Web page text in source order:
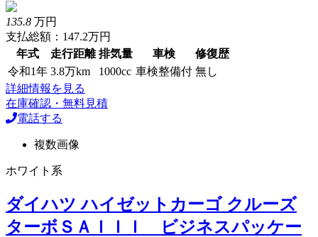
135.8 万円
支払総額：147.2万円
年式
走行距離 排気量 車検
修復歴
令和1年 3.8万km 1000cc 車検整備付 無し
詳細情報を見る
在庫確認・無料見積
電話する
複数画像
ホワイト系
ダイハツ ハイゼットカーゴ クルーズ
ターボＳＡＩＩＩ ビジネスパッケー